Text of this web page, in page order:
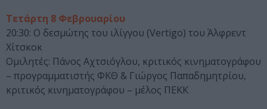
Τετάρτη 8 Φεβρουαρίου
20:30: Ο δεσμώτης του ιλίγγου (Vertigo) του Άλφρεντ
Χίτσκοκ
Ομιλητές: Πάνος Αχτσιόγλου, κριτικός κινηματογράφου
– προγραμματιστής ΦΚΘ & Γιώργος Παπαδημητρίου,
κριτικός κινηματογράφου – μέλος ΠΕΚΚ